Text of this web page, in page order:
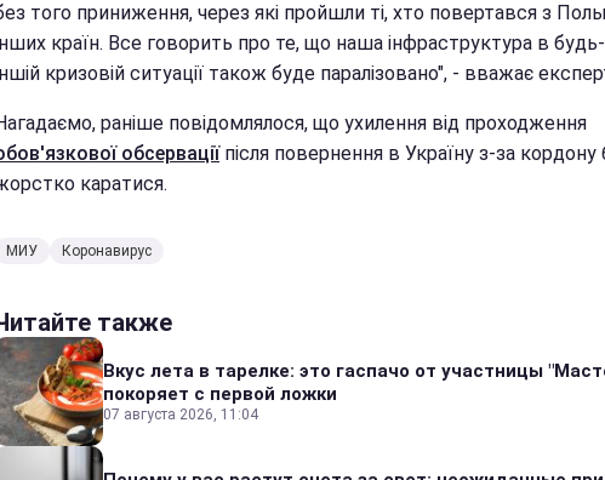
того приниження, через які пройшли ті, хто повертався з
країн. Все говорить про те, що наша інфраструктура в будь-
кризовій ситуації також буде паралізовано", - вважає
раніше повідомлялося, що ухилення від проходження
обсерваціїпісля повернення в Україну з-за кордону
каратися.
МИУ Коронавирус
также
Вкус лета в тарелке: это гаспачо от участницы
покоряет с первой ложки
07 августа 2026, 11:04